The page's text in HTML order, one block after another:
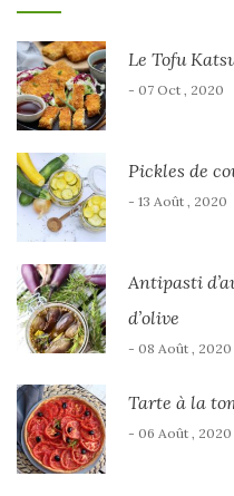
Le Tofu
- 07 Oct , 2020
Pickles de
- 13 Août , 2020
Antipasti
d’olive
- 08 Août , 2020
Tarte à la
- 06 Août , 2020